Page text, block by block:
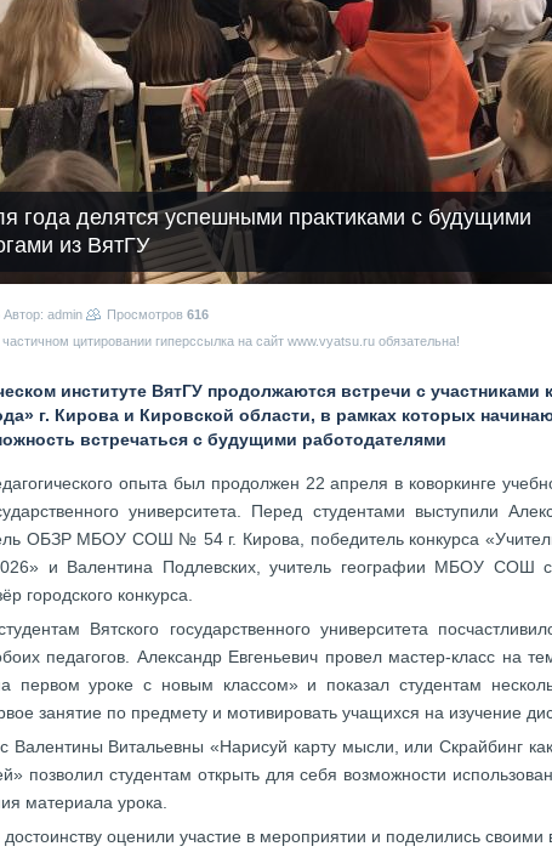
года делятся успешными практиками с будущими
из ВятГУ
Автор: admin Просмотров 616
цитировании гиперссылка на сайт www.vyatsu.ru обязательна!
институте ВятГУ продолжаются встречи с участниками
г. Кирова и Кировской области, в рамках которых
встречаться с будущими работодателями
опыта был продолжен 22 апреля в коворкинге
университета. Перед студентами выступили
ОБЗР МБОУ СОШ № 54 г. Кирова, победитель конкурса
и Валентина Подлевских, учитель географии МБОУ
городского конкурса.
Вятского государственного университета
педагогов. Александр Евгеньевич провел мастер-класс на
первом уроке с новым классом» и показал студентам
занятие по предмету и мотивировать учащихся на изучение
Валентины Витальевны «Нарисуй карту мысли, или Скрайбинг
позволил студентам открыть для себя возможности
материала урока.
оценили участие в мероприятии и поделились своими